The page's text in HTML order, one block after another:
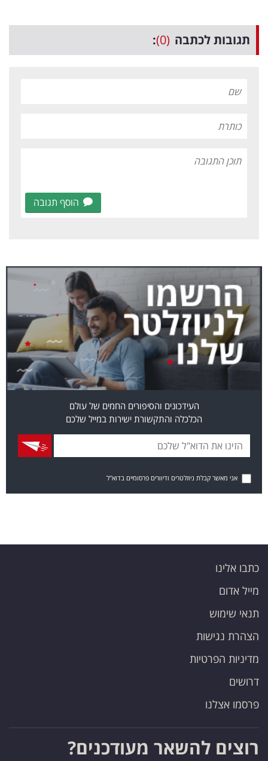
תגובות לכתבה (0)
:
הוסף תגובה
העידכונים והסיפורים החמים של עולם
הכלכלה והתקשורת ישירות במייל שלכם
אני מאשר קבלת ניוזלטרים ודיוורים פרסומיים בדוא"ל
כתבו אלינו
מייל אדום
תנאי שימוש
הצהרת נגישות
מדיניות הפרטיות
דרושים
פרסמו אצלנו
רוצים להשאר מעודכנים?